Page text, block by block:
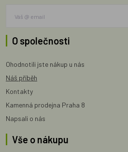
O společnosti
Ohodnotili jste nákup u nás
Náš příběh
Kontakty
Kamenná prodejna Praha 8
Napsali o nás
Vše o nákupu